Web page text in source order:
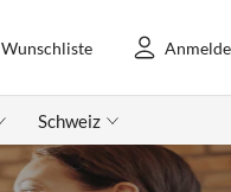
Wunschliste
Schweiz